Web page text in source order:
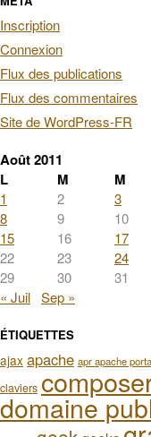
Inscription
Connexion
Flux des publications
Flux des commentaires
Site de WordPress-FR
Août 2011
L
M M
1 2 3
8
9 10
15
16 17
22
23 24
29
30
31
« Juil Sep »
ÉTIQUETTES
ajax apache apr apache
claviers
domaine